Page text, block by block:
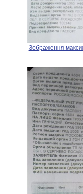
Зображення